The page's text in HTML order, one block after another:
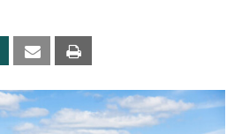
Xing Email